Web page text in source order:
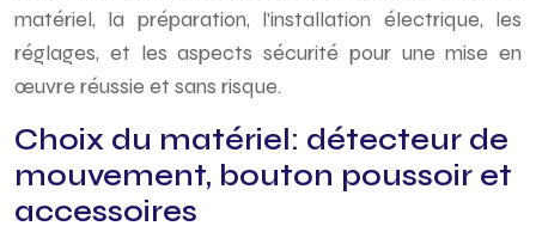
matériel, la préparation, l’installation électrique, les
réglages, et les aspects sécurité pour une mise en
œuvre réussie et sans risque.
Choix du matériel: détecteur de
mouvement, bouton poussoir et
accessoires